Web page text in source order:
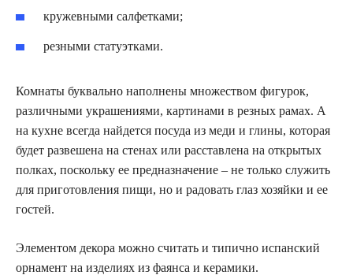
кружевными салфетками;
резными статуэтками.
Комнаты буквально наполнены множеством фигурок,
различными украшениями, картинами в резных рамах. А
на кухне всегда найдется посуда из меди и глины, которая
будет развешена на стенах или расставлена на открытых
полках, поскольку ее предназначение – не только служить
для приготовления пищи, но и радовать глаз хозяйки и ее
гостей.
Элементом декора можно считать и типично испанский
орнамент на изделиях из фаянса и керамики.